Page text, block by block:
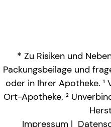
* Zu Risiken und
Packungsbeilage und
oder in Ihrer Apotheke.
Ort-Apotheke. ²
Impressum